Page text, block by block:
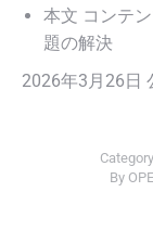
本文 コンテ
題の解決
2026年3月26日
By